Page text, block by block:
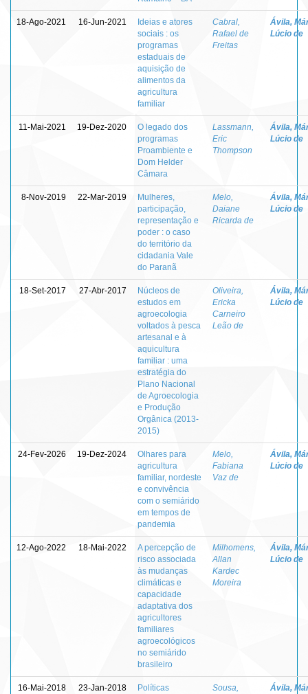
18-Ago-2021 16-Jun-2021
Ideias e atores
sociais : os
programas
estaduais de
aquisição de
alimentos da
agricultura
familiar
Cabral,
Rafael de
Freitas
Ávila,
Lúcio de
11-Mai-2021 19-Dez-2020
O legado dos
programas
Proambiente e
Dom Helder
Câmara
Lassmann,
Eric
Thompson
Ávila,
Lúcio de
8-Nov-2019 22-Mar-2019
Mulheres,
participação,
representação e
poder : o caso
do território da
cidadania Vale
do Paranã
Melo,
Daiane
Ricarda de
Ávila,
Lúcio de
18-Set-2017 27-Abr-2017
Núcleos de
estudos em
agroecologia
voltados à pesca
artesanal e à
aquicultura
familiar : uma
estratégia do
Plano Nacional
de Agroecologia
e Produção
Orgânica (2013-
2015)
Oliveira,
Ericka
Carneiro
Leão de
Ávila,
Lúcio de
24-Fev-2026 19-Dez-2024
Olhares para
agricultura
familiar, nordeste
e convivência
com o semiárido
em tempos de
pandemia
Melo,
Fabiana
Vaz de
Ávila,
Lúcio de
12-Ago-2022 18-Mai-2022
A percepção de
risco associada
às mudanças
climáticas e
capacidade
adaptativa dos
agricultores
familiares
agroecológicos
no semiárido
brasileiro
Milhomens,
Allan
Kardec
Moreira
Ávila,
Lúcio de
16-Mai-2018 23-Jan-2018
Políticas
Sousa,
Ávila,